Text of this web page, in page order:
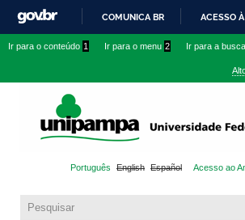
conteúdo
IR
O
COMUNICA BR ACESSO
Ir para o conteúdo 1 Ir para o menu 2 Ir para a busca
Português English Español Acesso ao